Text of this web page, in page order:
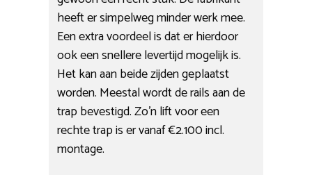
heeft er simpelweg minder werk mee.
Een extra voordeel is dat er hierdoor
ook een snellere levertijd mogelijk is.
Het kan aan beide zijden geplaatst
worden. Meestal wordt de rails aan de
trap bevestigd. Zo’n lift voor een
rechte trap is er vanaf €2.100 incl.
montage.